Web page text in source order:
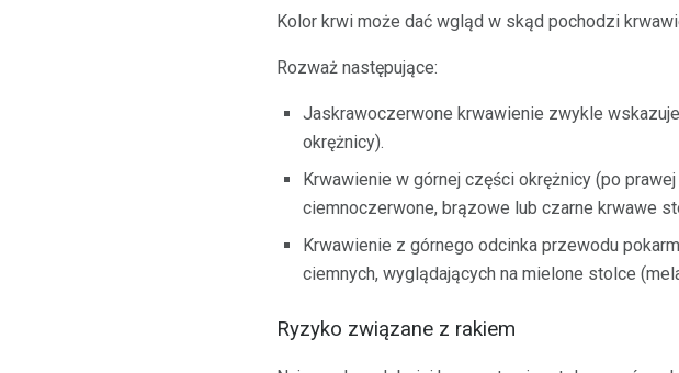
Kolor krwi może dać wgląd w skąd pochodzi
Rozważ następujące:
Jaskrawoczerwone krwawienie zwykle
okrężnicy).
Krwawienie w górnej części okrężnicy (po
ciemnoczerwone, brązowe lub czarne krwawe
Krwawienie z górnego odcinka przewodu
ciemnych, wyglądających na mielone stolce
Ryzyko związane z rakiem